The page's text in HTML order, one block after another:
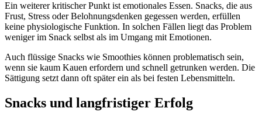
Ein weiterer kritischer Punkt ist emotionales Essen. Snacks, die aus
Frust, Stress oder Belohnungsdenken gegessen werden, erfüllen
keine physiologische Funktion. In solchen Fällen liegt das Problem
weniger im Snack selbst als im Umgang mit Emotionen.
Auch flüssige Snacks wie Smoothies können problematisch sein,
wenn sie kaum Kauen erfordern und schnell getrunken werden. Die
Sättigung setzt dann oft später ein als bei festen Lebensmitteln.
Snacks und langfristiger Erfolg